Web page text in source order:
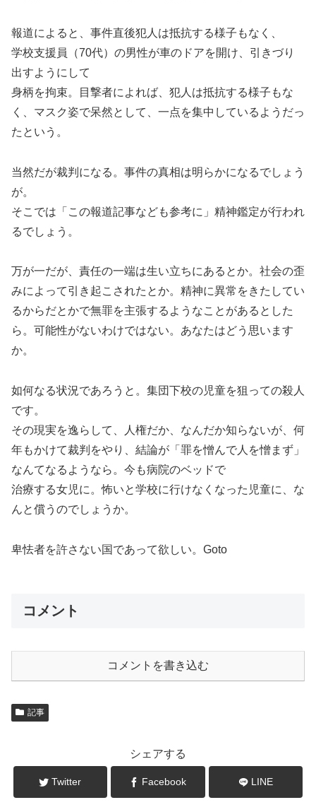
報道によると、事件直後犯人は抵抗する様子もなく、
学校支援員（70代）の男性が車のドアを開け、引きづり
出すようにして
身柄を拘束。目撃者によれば、犯人は抵抗する様子もな
く、マスク姿で呆然として、一点を集中しているようだっ
たという。
当然だが裁判になる。事件の真相は明らかになるでしょう
が。
そこでは「この報道記事なども参考に」精神鑑定が行われ
るでしょう。
万が一だが、責任の一端は生い立ちにあるとか。社会の歪
みによって引き起こされたとか。精神に異常をきたしてい
るからだとかで無罪を主張するようなことがあるとした
ら。可能性がないわけではない。あなたはどう思います
か。
如何なる状況であろうと。集団下校の児童を狙っての殺人
です。
その現実を逸らして、人権だか、なんだか知らないが、何
年もかけて裁判をやり、結論が「罪を憎んで人を憎まず」
なんてなるようなら。今も病院のベッドで
治療する女児に。怖いと学校に行けなくなった児童に、な
んと償うのでしょうか。
卑怯者を許さない国であって欲しい。Goto
コメント
コメントを書き込む
記事
シェアする
Twitter Facebook LINE